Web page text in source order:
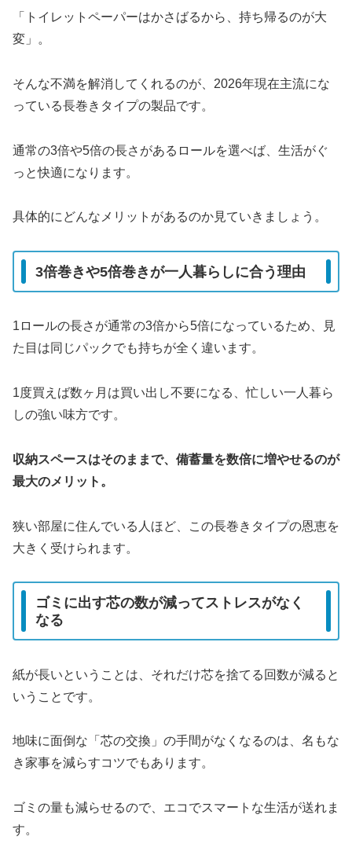
「トイレットペーパーはかさばるから、持ち帰るのが大
変」。
そんな不満を解消してくれるのが、2026年現在主流にな
っている長巻きタイプの製品です。
通常の3倍や5倍の長さがあるロールを選べば、生活がぐ
っと快適になります。
具体的にどんなメリットがあるのか見ていきましょう。
3倍巻きや5倍巻きが一人暮らしに合う理由
1ロールの長さが通常の3倍から5倍になっているため、見
た目は同じパックでも持ちが全く違います。
1度買えば数ヶ月は買い出し不要になる、忙しい一人暮ら
しの強い味方です。
収納スペースはそのままで、備蓄量を数倍に増やせるのが
最大のメリット。
狭い部屋に住んでいる人ほど、この長巻きタイプの恩恵を
大きく受けられます。
ゴミに出す芯の数が減ってストレスがなく
なる
紙が長いということは、それだけ芯を捨てる回数が減ると
いうことです。
地味に面倒な「芯の交換」の手間がなくなるのは、名もな
き家事を減らすコツでもあります。
ゴミの量も減らせるので、エコでスマートな生活が送れま
す。